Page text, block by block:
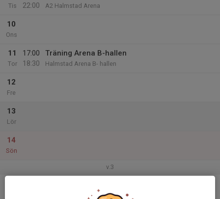
Tis
22:00
A2 Halmstad Arena
10
Ons
11
Tor
17:00
18:30
Träning Arena B-hallen
Halmstad Arena B- hallen
12
Fre
13
Lör
14
Sön
v.3